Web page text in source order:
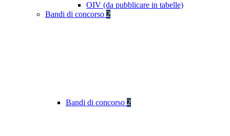
OIV (da pubblicare in tabelle)
Bandi di concorso 2
Bandi di concorso 2